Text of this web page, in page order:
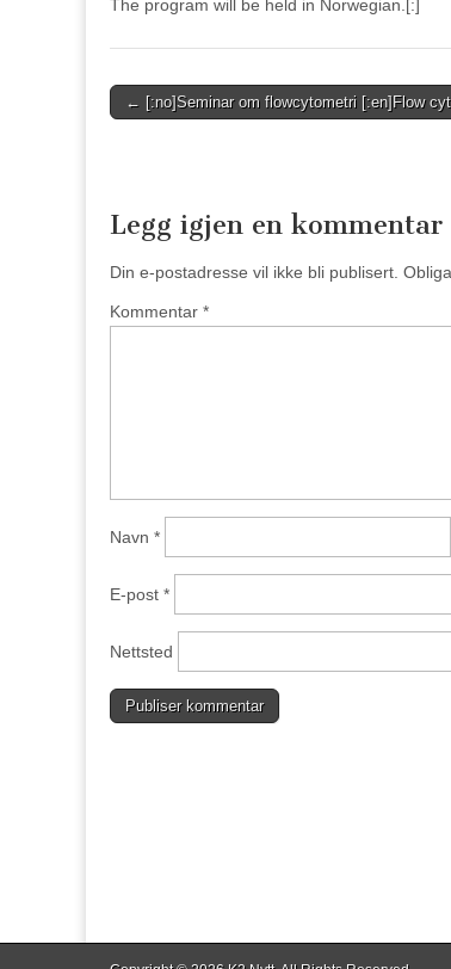
The program will be held in Norwegian.[:]
Post
← [:no]Seminar om flowcytometri [:en]Flow
Legg igjen en kommentar
Din e-postadresse vil ikke bli publisert.
Kommentar *
Navn *
E-post *
Nettsted